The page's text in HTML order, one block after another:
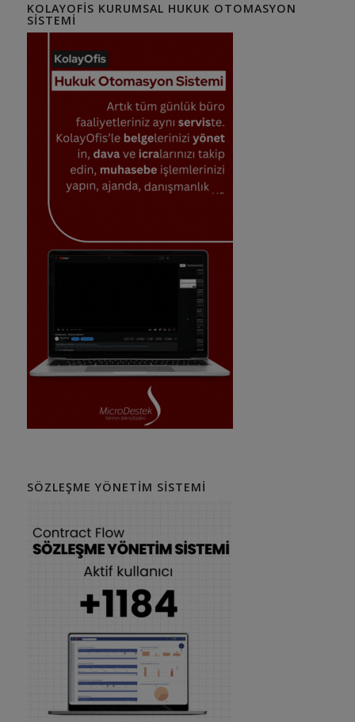
KOLAYOFIS KURUMSAL HUKUK OTOMASYON
SISTEMI
SÖZLEŞME YÖNETIM SISTEMI